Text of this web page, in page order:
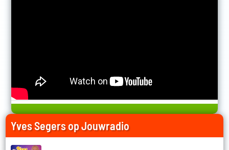
Yves Segers op Jouwradio